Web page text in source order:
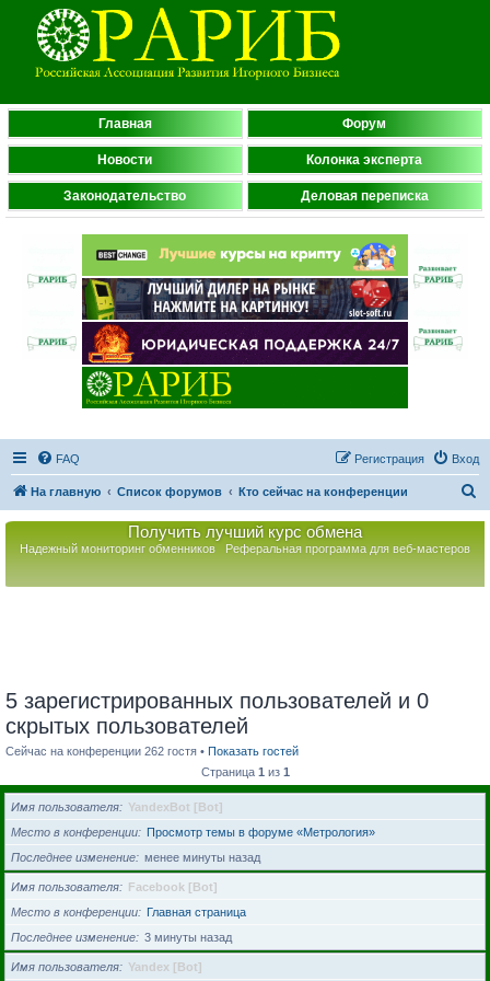
Главная Форум
Новости Колонка эксперта
Законодательство Деловая переписка
FAQ Вход
Регистрация
На главную Список форумов Кто сейчас на конференции
Получить лучший курс обмена
Надежный мониторинг обменников Реферальная программа для веб-мастеров
5 зарегистрированных пользователей и 0
скрытых пользователей
Сейчас на конференции 262 гостя • Показать гостей
Страница 1 из 1
Имя пользователя
YandexBot [Bot]
Место в конференции
Просмотр темы в форуме «Метрология»
Последнее изменение
менее минуты назад
Имя пользователя
Facebook [Bot]
Место в конференции
Главная страница
Последнее изменение
3 минуты назад
Имя пользователя
Yandex [Bot]